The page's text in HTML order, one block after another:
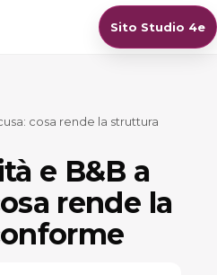
Sito Studio 4e
cosa rende la struttura
e B&B a
rende la